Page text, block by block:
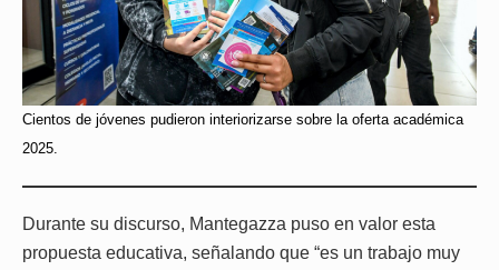
Cientos de jóvenes pudieron interiorizarse sobre la oferta académica
2025.
Durante su discurso, Mantegazza puso en valor esta
propuesta educativa, señalando que “es un trabajo muy